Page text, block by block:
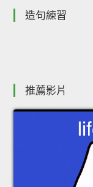
造句練習
推薦影片